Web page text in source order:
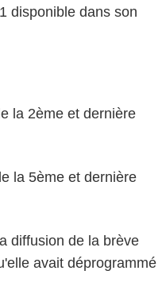
disponible dans son
la 2ème et dernière
la 5ème et dernière
diffusion de la brève
avait déprogrammé